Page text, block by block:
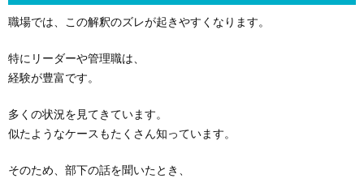
職場では、この解釈のズレが起きやすくなります。
特にリーダーや管理職は、
経験が豊富です。
多くの状況を見てきています。
似たようなケースもたくさん知っています。
そのため、部下の話を聞いたとき、